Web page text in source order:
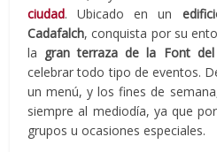
ciudad. Ubicado en un
Cadafalch, conquista por su
la gran terraza de la Font
celebrar todo tipo de eventos.
un menú, y los fines de
siempre al mediodía, ya que
grupos u ocasiones especiales.